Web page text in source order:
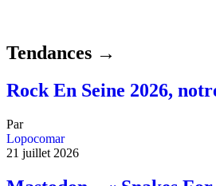
Tendances →
Rock En Seine 2026,
Par
Lopocomar
21 juillet 2026